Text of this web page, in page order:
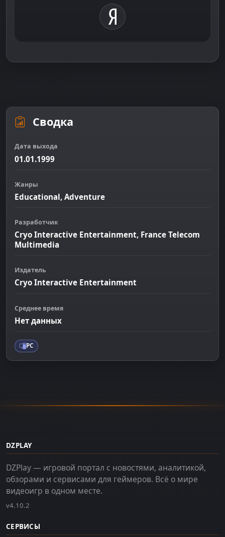
Сводка
Дата выхода
01.01.1999
Жанры
Educational, Adventure
Разработчик
Cryo Interactive Entertainment, France Telecom
Multimedia
Издатель
Cryo Interactive Entertainment
Среднее время
Нет данных
PC
DZPLAY
DZPlay — игровой портал с новостями, аналитикой,
обзорами и сервисами для геймеров. Всё о мире
видеоигр в одном месте.
v4.10.2
СЕРВИСЫ